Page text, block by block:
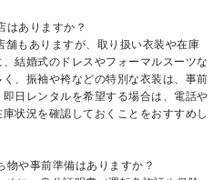
はありますか？
もありますが、取り扱い衣装や在庫
結婚式のドレスやフォーマルスーツな
、振袖や袴などの特別な衣装は、事前
日レンタルを希望する場合は、電話や
状況を確認しておくことをおすすめし
や事前準備はありますか？